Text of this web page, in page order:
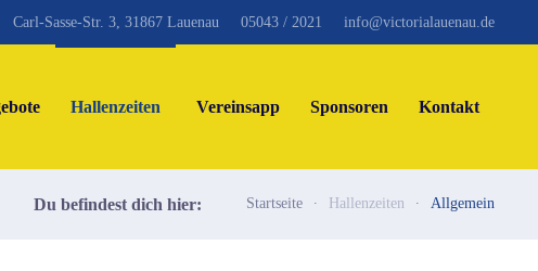
Carl-Sasse-Str. 3, 31867 Lauenau 05043 / 2021 info@victorialauenau.de
Hallenzeiten Vereinsapp Sponsoren Kontakt
Du befindest dich hier: Startseite Hallenzeiten Allgemein